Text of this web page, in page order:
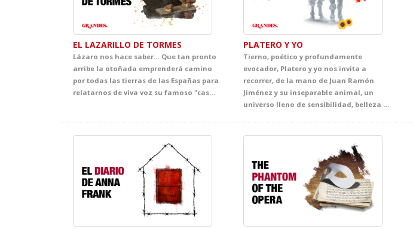
EL LAZARILLO DE TORMES
Lázaro nos hace saber… Que tan pronto
arribe la otoñada emprenderá camino
por todas las tierras de las Españas para
relatarnos de viva voz su famoso "caso". Esto tendrá lugar, Dios mediante, en los teatros de vuestras villas y aldeas. Asimismo, Lázaro promete dar a Vuestras Mercedes cumplida cuenta de cuantas fortunas y adversidades le acontecieron, bien es verdad que pocas y breves fueron las primeras y cuantiosas y muy penosas las segundas. Lázaro confía que del conocimiento de tan triste y divertida historia sepan extraer Vuestras Mercedes y, muy principalmente, vuestros discípulos, tanto el buen juicio que les ayude a evitar los malos senderos y los malos compañeros, como la cristiana compasión y la inmerecida generosidad que precisa su muy hambrienta persona. Quedando agradecido de ser considerado dentro del ciclo GRANDES, con tan notables figuras.
PLATERO Y YO
Tierno, poético y profundamente
evocador, Platero y yo nos invita a
recorrer, de la mano de Juan Ramón
Jiménez y su inseparable animal, un
universo lleno de sensibilidad, belleza y emoción. A través de escenas breves cargadas de lirismo, el espectáculo acerca al alumnado a una mirada delicada sobre la infancia, la naturaleza, la amistad y la vida cotidiana, convirtiendo el escenario en un espacio de asombro, ternura y descubrimiento.